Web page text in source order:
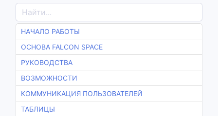
НАЧАЛО РАБОТЫ
ОСНОВА FALCON SPACE
РУКОВОДСТВА
ВОЗМОЖНОСТИ
КОММУНИКАЦИЯ ПОЛЬЗОВАТЕЛЕЙ
ТАБЛИЦЫ